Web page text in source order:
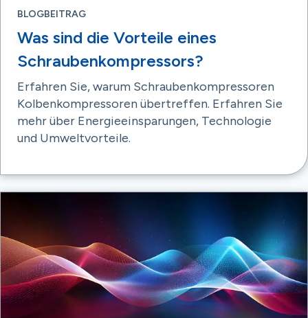
BLOGBEITRAG
Was sind die Vorteile eines
Schraubenkompressors?
Erfahren Sie, warum Schraubenkompressoren
Kolbenkompressoren übertreffen. Erfahren Sie
mehr über Energieeinsparungen, Technologie
und Umweltvorteile.